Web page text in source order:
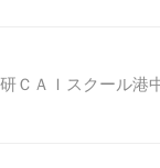
ＣＡＩスクール港